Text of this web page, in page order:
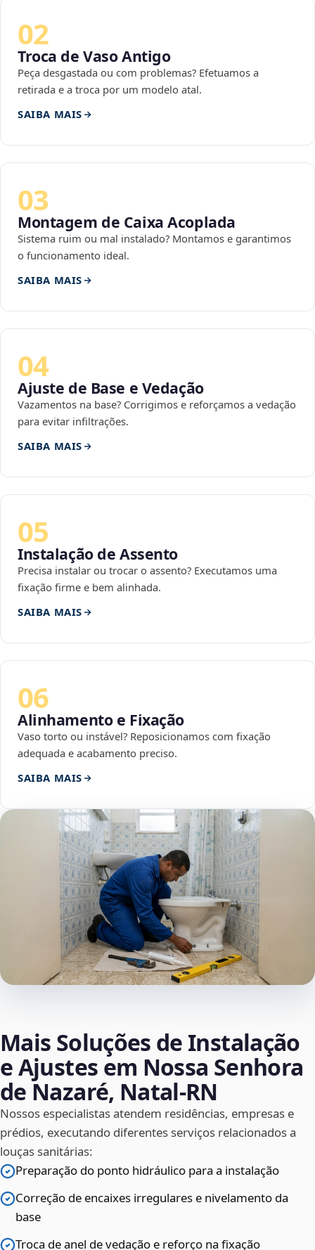
02
Troca de Vaso Antigo
Peça desgastada ou com problemas? Efetuamos a
retirada e a troca por um modelo atal.
SAIBA MAIS
03
Montagem de Caixa Acoplada
Sistema ruim ou mal instalado? Montamos e garantimos
o funcionamento ideal.
SAIBA MAIS
04
Ajuste de Base e Vedação
Vazamentos na base? Corrigimos e reforçamos a vedação
para evitar infiltrações.
SAIBA MAIS
05
Instalação de Assento
Precisa instalar ou trocar o assento? Executamos uma
fixação firme e bem alinhada.
SAIBA MAIS
06
Alinhamento e Fixação
Vaso torto ou instável? Reposicionamos com fixação
adequada e acabamento preciso.
SAIBA MAIS
Mais Soluções de Instalação
e Ajustes em Nossa Senhora
de Nazaré, Natal‑RN
Nossos especialistas atendem residências, empresas e
prédios, executando diferentes serviços relacionados a
louças sanitárias:
Preparação do ponto hidráulico para a instalação
Correção de encaixes irregulares e nivelamento da
base
Troca de anel de vedação e reforço na fixação